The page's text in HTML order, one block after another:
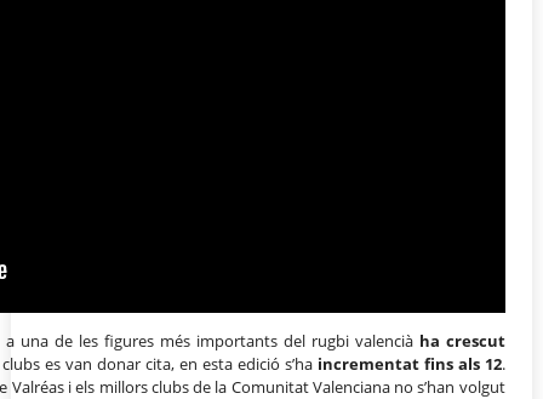
una de les figures més importants del rugbi valencià ha crescut
es van donar cita, en esta edició s’haincrementat fins als 12.
Valréas i els millors clubs de la Comunitat Valenciana no s’han volgut